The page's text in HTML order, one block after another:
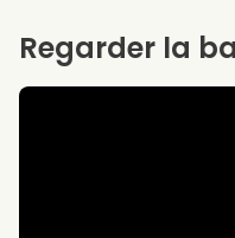
Regarder la